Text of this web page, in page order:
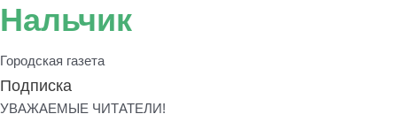
Нальчик
Городская газета
Подписка
УВАЖАЕМЫЕ ЧИТАТЕЛИ!